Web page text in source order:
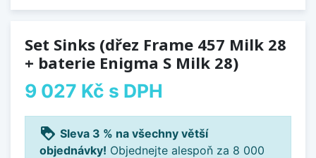
Set Sinks (dřez Frame 457 Milk 28
+ baterie Enigma S Milk 28)
9 027 Kč s DPH
loyalty Sleva 3 % na všechny větší
objednávky! Objednejte alespoň za 8 000